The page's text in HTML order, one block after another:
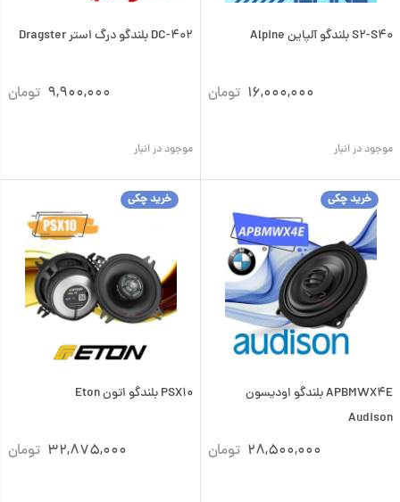
S2-S40 بلندگو آلپاین Alpine
16,000,000 تومان
موجود در انبار
DC-402 بلندگو درگ استر Dragster
9,900,000 تومان
موجود در انبار
خرید چکی
APBMWX4E بلندگو اودیسون
Audison
28,500,000 تومان
خرید چکی
PSX10 بلندگو اتون Eton
32,875,000 تومان